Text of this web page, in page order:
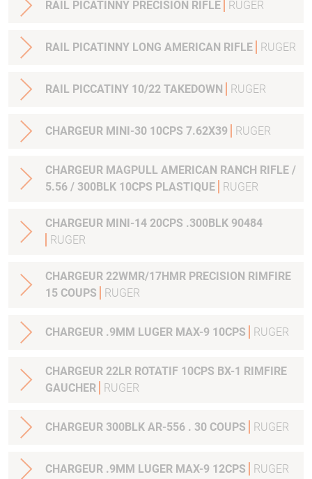
RAIL PICATINNY PRECISION RIFLE RUGER
RAIL PICATINNY LONG AMERICAN RIFLE RUGER
RAIL PICCATINY 10/22 TAKEDOWN RUGER
CHARGEUR MINI-30 10CPS 7.62X39 RUGER
CHARGEUR MAGPULL AMERICAN RANCH RIFLE /
5.56 / 300BLK 10CPS PLASTIQUE
RUGER
CHARGEUR MINI-14 20CPS .300BLK 90484
RUGER
CHARGEUR 22WMR/17HMR PRECISION RIMFIRE
15 COUPS
RUGER
CHARGEUR .9MM LUGER MAX-9 10CPS RUGER
CHARGEUR 22LR ROTATIF 10CPS BX-1 RIMFIRE
GAUCHER
RUGER
CHARGEUR 300BLK AR-556 . 30 COUPS RUGER
CHARGEUR .9MM LUGER MAX-9 12CPS RUGER